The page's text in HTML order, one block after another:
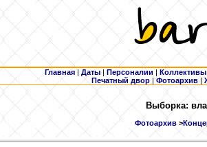
Главная | Даты | Персоналии | Коллективы
Печатный двор |Фотоархив |
Выборка:
Фотоархив>